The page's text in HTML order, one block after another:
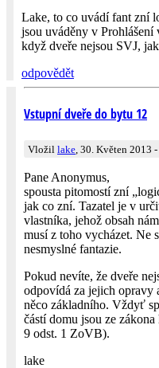
Lake, to co uvádí fant zní
jsou uváděny v
když dveře nejsou SVJ,
odpovědět
Vstupní dveře do bytu 12
Vložil lake , 30. Květen 2013
Pane Anonymus,
spousta pitomostí zní
jak co zní. Tazatel je v
vlastníka, jehož obsah
musí z toho vycházet. Ne
nesmyslné fantazie.
Pokud nevíte, že dveře
odpovídá za jejich opravy
něco základního. Vždyť
částí domu jsou ze
9 odst. 1 ZoVB).
lake